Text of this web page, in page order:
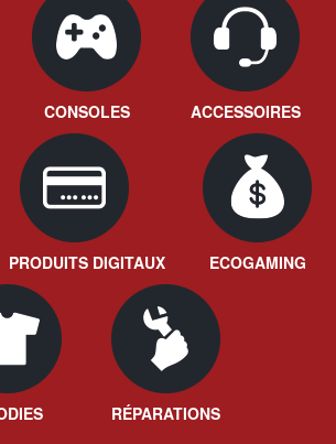
CONSOLES ACCESSOIRES
PRODUITS DIGITAUX ECOGAMING
RÉPARATIONS